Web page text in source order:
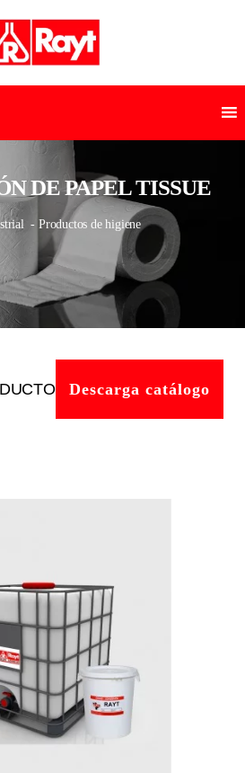
DE PAPEL TISSUE
- Productos de higiene
Descarga catálogo